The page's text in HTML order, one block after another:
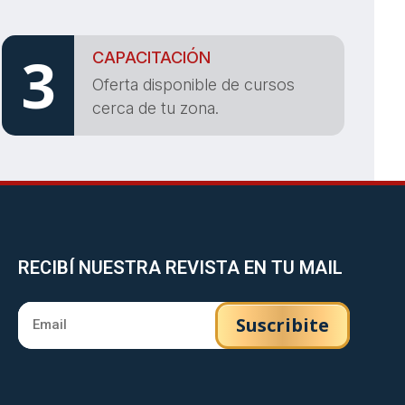
3
CAPACITACIÓN
Oferta disponible de cursos
cerca de tu zona.
RECIBÍ NUESTRA REVISTA EN TU MAIL
Suscribite